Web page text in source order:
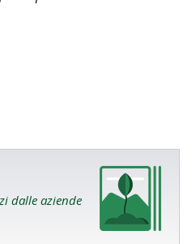
dalle aziende